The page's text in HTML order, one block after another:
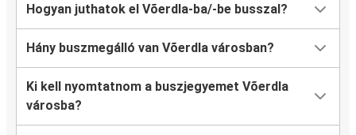
Hogyan juthatok el Võerdla-ba/-be busszal?
Hány buszmegálló van Võerdla városban?
Ki kell nyomtatnom a buszjegyemet Võerdla
városba?